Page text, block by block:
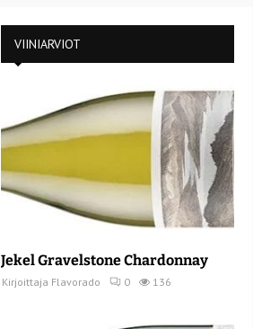
VIINIARVIOT
Jekel Gravelstone Chardonnay
Kirjoittaja Flavorado 0 136